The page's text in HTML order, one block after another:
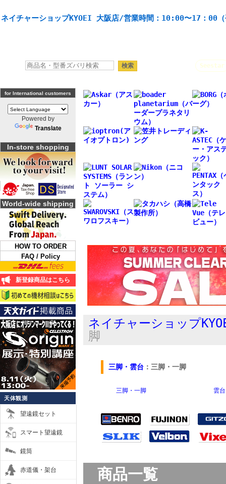
ネイチャーショップKYOEI 大阪店/営業時間：10:00〜17：00（
Seestar
for International customers
Powered by
Translate
In-store shopping
World-wide shipping
HOW TO ORDER
FAQ / Policy
新登録商品はこちら
天体観測
望遠鏡セット
スマート望遠鏡
鏡筒
赤道儀・架台
ネイチャーショップ
脚
三脚・雲台 ：三脚・一脚
三脚・一脚 雲台
商品一覧